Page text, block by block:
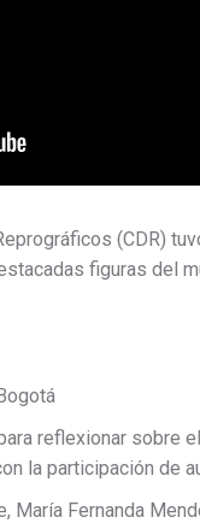
(CDR)
figuras del
reflexionar
la participación de
María Fernanda